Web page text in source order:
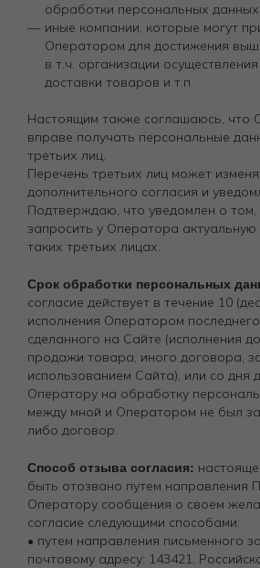
обработки персональных данных;
иные компании, которые могут
Оператором для достижения
в т.ч. организации
доставки товаров и т.п.
Настоящим также соглашаюсь, что
вправе получать персональные
третьих лиц.
Перечень третьих лиц может
дополнительного согласия и
Подтверждаю, что уведомлен о том,
запросить у Оператора
таких третьих лицах.
Срок обработки персональных
согласие действует в течение 10
исполнения Оператором
сделанного на Сайте (исполнения
продажи товара, иного договора,
использованием Сайта), или со дня
Оператору на обработку
между мной и Оператором не был
либо договор.
Способ отзыва согласия:
быть отозвано путем направления
Оператору сообщения о своем
согласие следующими способами:
• путем направления письменного
почтовому адресу: 143421,